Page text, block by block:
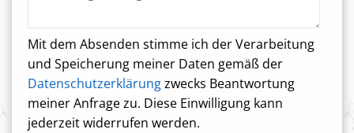
Mit dem Absenden stimme ich der Verarbeitung
und Speicherung meiner Daten gemäß der
Datenschutzerklärungzwecks Beantwortung
meiner Anfrage zu. Diese Einwilligung kann
jederzeit widerrufen werden.